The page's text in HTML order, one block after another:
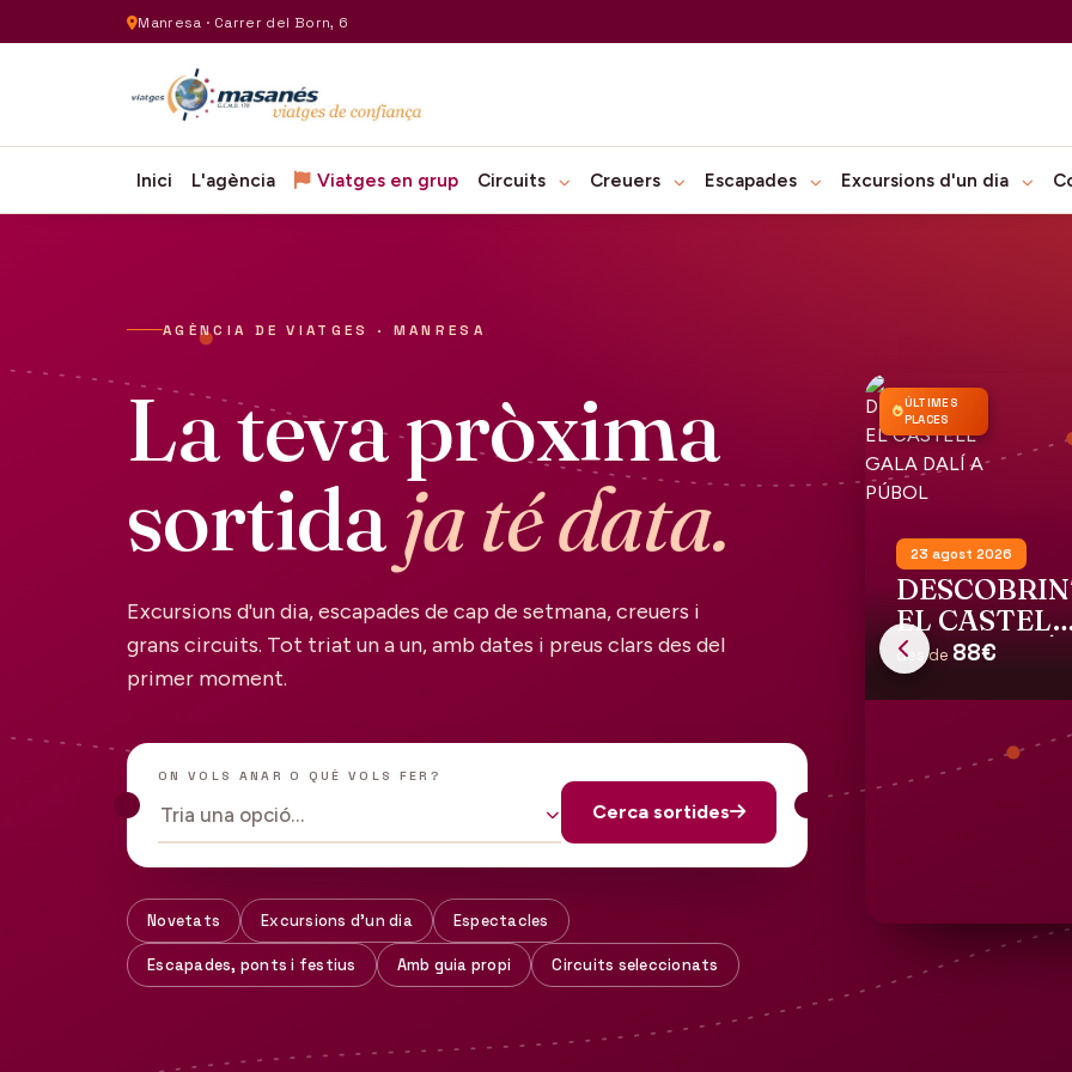
Manresa · Carrer del Born, 6
Inici L'agència Viatges en grup Circuits Creuers Escapades Excursions d'un dia
AGÈNCIA DE VIATGES · MANRESA
La teva pròxima
sortidaja té data.
Excursions d'un dia, escapades de cap de setmana, creuers i
grans circuits. Tot triat un a un, amb dates i preus clars des del
primer moment.
ON VOLS ANAR O QUÈ VOLS FER?
Tria una opció… Cerca sortides
Novetats Excursions d'un dia Espectacles
Escapades, ponts i festius Amb guia propi Circuits seleccionats
ÚLTIMES
PLACES
23 agost 2026
EL CASTELL
GALA DALÍ
PÚBOL
des de 88€